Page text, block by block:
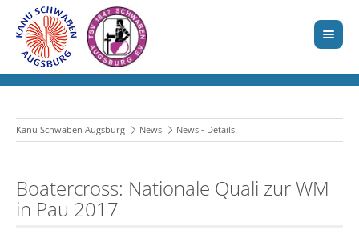
Kanu Schwaben Augsburg News News - Details
Boatercross: Nationale Quali zur WM
in Pau 2017